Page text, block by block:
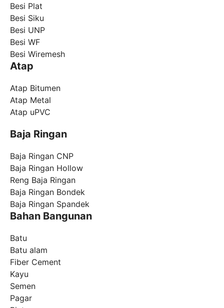
Besi Plat
Besi Siku
Besi UNP
Besi WF
Besi Wiremesh
Atap
Atap Bitumen
Atap Metal
Atap uPVC
Baja Ringan
Baja Ringan CNP
Baja Ringan Hollow
Reng Baja Ringan
Baja Ringan Bondek
Baja Ringan Spandek
Bahan Bangunan
Batu
Batu alam
Fiber Cement
Kayu
Semen
Pagar